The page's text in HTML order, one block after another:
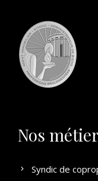
Nos
Syndic de